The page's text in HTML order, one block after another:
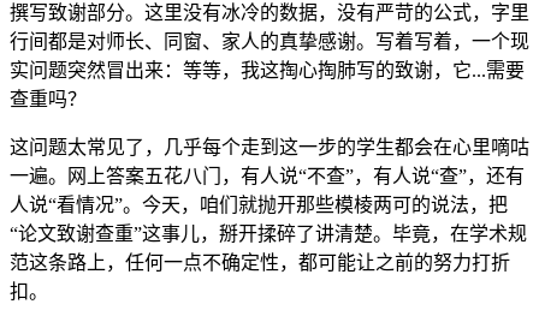
撰写致谢部分。这里没有冰冷的数据，没有严苛的公式，字里
行间都是对师长、同窗、家人的真挚感谢。写着写着，一个现
实问题突然冒出来：等等，我这掏心掏肺写的致谢，它...需要
查重吗？
这问题太常见了，几乎每个走到这一步的学生都会在心里嘀咕
一遍。网上答案五花八门，有人说“不查”，有人说“查”，还有
人说“看情况”。今天，咱们就抛开那些模棱两可的说法，把
“论文致谢查重”这事儿，掰开揉碎了讲清楚。毕竟，在学术规
范这条路上，任何一点不确定性，都可能让之前的努力打折
扣。